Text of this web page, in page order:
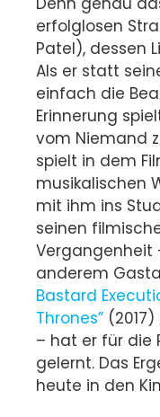
erfolglosen
Patel), dessen
Als er statt
einfach die
Erinnerung
vom Niemand
spielt in dem
musikalischen
mit ihm ins
seinen
Vergangenheit
anderem
Bastard
Thrones”
– hat er für die
gelernt. Das
heute in den